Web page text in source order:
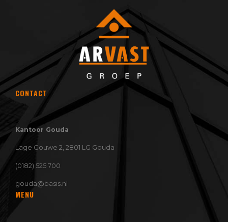
CONTACT
Kantoor Gouda
Lage Gouwe 2, 2801 LG Gouda
(0182) 525 700
gouda@basis.nl
MENU